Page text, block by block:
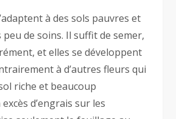
à des sols pauvres et
de soins. Il suffit de semer,
et elles se développent
à d’autres fleurs qui
riche et beaucoup
d’engrais sur les